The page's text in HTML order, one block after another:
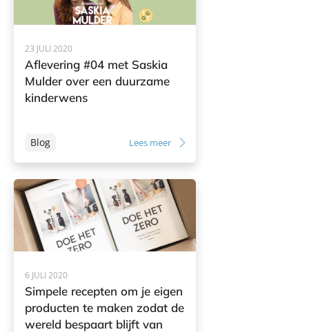
23 JULI 2020
Aflevering #04 met Saskia
Mulder over een duurzame
kinderwens
Blog Lees meer
6 JULI 2020
Simpele recepten om je eigen
producten te maken zodat de
wereld bespaart blijft van